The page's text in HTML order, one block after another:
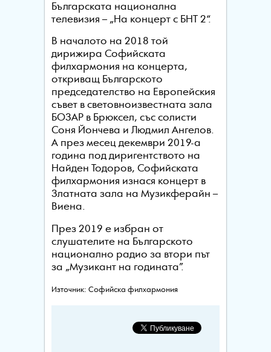
Българската национална
телевизия – „На концерт с БНТ 2“.
В началото на 2018 той
дирижира Софийската
филхармония на концерта,
откриващ Българското
председателство на Европейския
съвет в световноизвестната зала
БОЗАР в Брюксел, със солисти
Соня Йончева и Людмил Ангелов.
А през месец декември 2019-а
година под диригентството на
Найден Тодоров, Софийската
филхармония изнася концерт в
Златната зала на Музикферайн –
Виена.
През 2019 е избран от
слушателите на Българското
национално радио за втори път
за „Музикант на годината”.
Източник: Софийска филхармония